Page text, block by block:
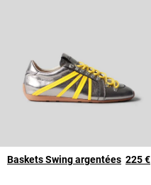
Baskets Swing argentées 225 €